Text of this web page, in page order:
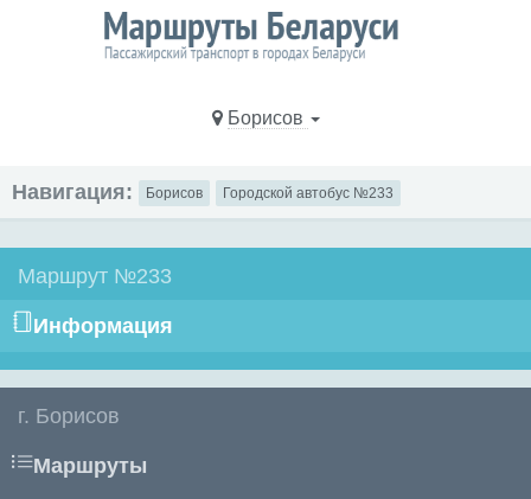
Борисов
Навигация: Борисов Городской автобус №233
Маршрут №233
Информация
г. Борисов
Маршруты